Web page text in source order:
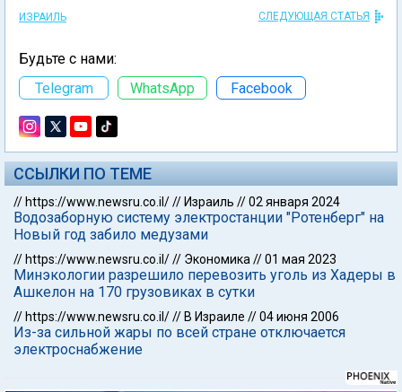
ИЗРАИЛЬ СЛЕДУЮЩАЯ СТАТЬЯ
Будьте с нами:
Telegram
WhatsApp Facebook
ССЫЛКИ ПО ТЕМЕ
// https://www.newsru.co.il/// Израиль //02 января 2024
Водозаборную систему электростанции "Ротенберг" на
Новый год забило медузами
// https://www.newsru.co.il/// Экономика //01 мая 2023
Минэкологии разрешило перевозить уголь из Хадеры в
Ашкелон на 170 грузовиках в сутки
// https://www.newsru.co.il/// В Израиле //04 июня 2006
Из-за сильной жары по всей стране отключается
электроснабжение